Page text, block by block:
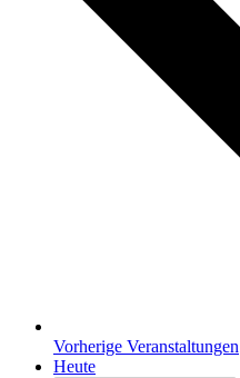
Vorherige Veranstaltungen
Heute